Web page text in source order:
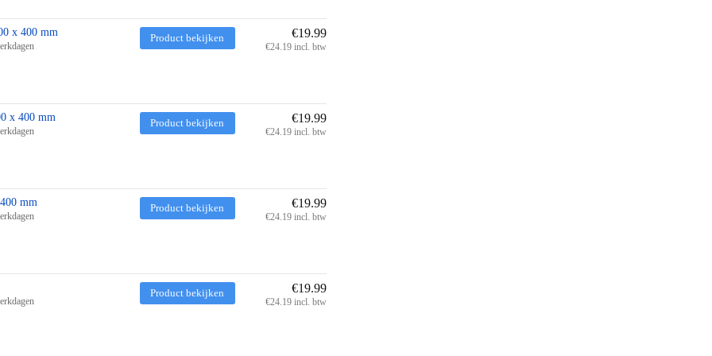
x 400 mm Product bekijken €19.99
€24.19 incl. btw
x 400 mm Product bekijken €19.99
€24.19 incl. btw
mm Product bekijken €19.99
€24.19 incl. btw
Product bekijken €19.99
€24.19 incl. btw